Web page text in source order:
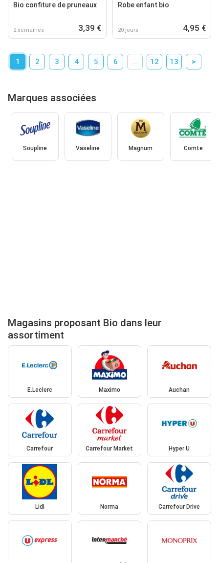
Bio confiture de pruneaux
2 semaines 3,39 €
Robe enfant bio
20 jours 4,95 €
1 2 3 4 5 6 12 13 >
Marques associées
Soupline Vaseline Magnum Comte
Magasins proposant Bio dans leur
assortiment
E.Leclerc Maximo Auchan
Carrefour Carrefour Market Hyper U
Lidl Norma Carrefour Drive